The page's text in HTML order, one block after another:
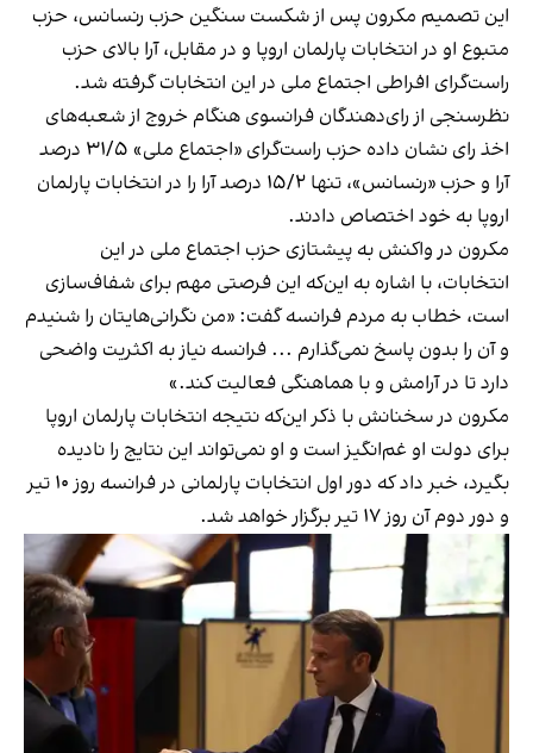
این تصمیم مکرون پس از شکست سنگین حزب رنسانس، حزب
متبوع او در انتخابات پارلمان اروپا و در مقابل، آرا بالای حزب
راست‌گرای افراطی اجتماع ملی در این انتخابات گرفته شد.
نظرسنجی از رای‌دهندگان فرانسوی هنگام خروج از شعبه‌های
اخذ رای نشان داده حزب راست‌گرای «اجتماع ملی» ۳۱/۵ درصد
آرا و حزب «رنسانس»، تنها ۱۵/۲ درصد آرا را در انتخابات پارلمان
اروپا به خود اختصاص دادند.
مکرون در واکنش به پیشتازی حزب اجتماع ملی در این
انتخابات، با اشاره به این‌که این فرصتی مهم برای شفاف‌سازی
است، خطاب به مردم فرانسه گفت: «من نگرانی‌هایتان را شنیدم
و آن را بدون پاسخ نمی‌گذارم ... فرانسه نیاز به اکثریت واضحی
دارد تا در آرامش و با هماهنگی فعالیت کند.»
مکرون در سخنانش با ذکر این‌که نتیجه انتخابات پارلمان اروپا
برای دولت او غم‌انگیز است و او نمی‌تواند این نتایج را نادیده
بگیرد، خبر داد که دور اول انتخابات پارلمانی در فرانسه روز ۱۰ تیر
و دور دوم آن روز ۱۷ تیر برگزار خواهد شد.